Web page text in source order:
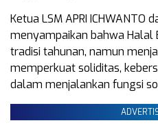
Ketua LSM APRI ICHWANTO
menyampaikan bahwa Halal
tradisi tahunan, namun
memperkuat soliditas,
dalam menjalankan fungsi